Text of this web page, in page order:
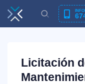
Licitación